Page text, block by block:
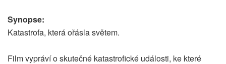
Synopse:
Katastrofa, která ořásla světem.
Film vypráví o skutečné katastrofické události, ke které